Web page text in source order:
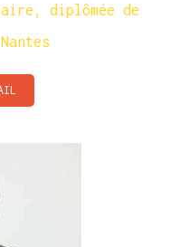
diplômée de